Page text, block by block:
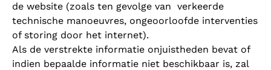
de website (zoals ten gevolge van verkeerde
technische manoeuvres, ongeoorloofde interventies
of storing door het internet).
Als de verstrekte informatie onjuistheden bevat of
indien bepaalde informatie niet beschikbaar is, zal